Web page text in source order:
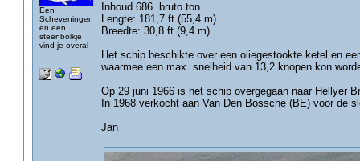
Een
Scheveninger
en een
steenbolkje
vind je overal
Inhoud 686 bruto ton
Lengte: 181,7 ft (55,4 m)
Breedte: 30,8 ft (9,4 m)
Het schip beschikte over een oliegestookte ketel en
waarmee een max. snelheid van 13,2 knopen kon
Op 29 juni 1966 is het schip overgegaan naar Hellyer
In 1968 verkocht aan Van Den Bossche (BE) voor de
Jan